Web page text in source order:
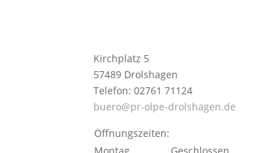
Kirchplatz 5
57489 Drolshagen
Telefon: 02761 71124
buero@pr-olpe-drolshagen.de
Öffnungszeiten: